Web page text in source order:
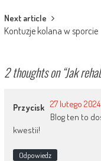
Next article
Kontuzje kolana w sporcie
2 thoughts on “Jak
Przycisk
27 lutego
Blog ten to
kwestii!
Odpowiedz